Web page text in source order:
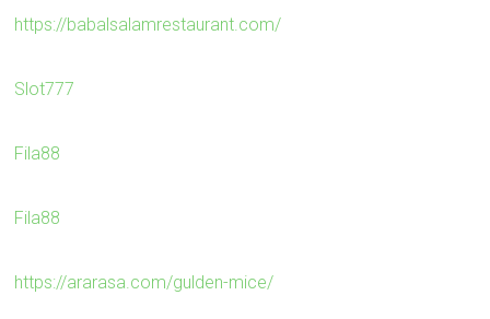
https://babalsalamrestaurant.com/
Slot777
Fila88
Fila88
https://ararasa.com/gulden-mice/